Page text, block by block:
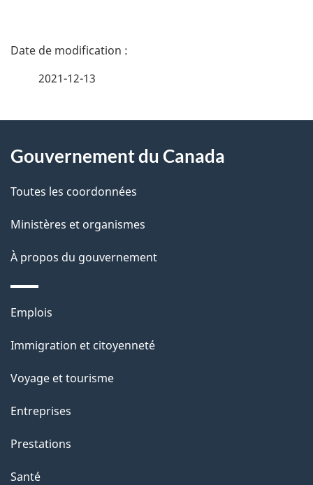
D
i
l
s
d
e
l
a
p
a
g
e
2021-12-13
propos
de
ce
site
Gouvernement du Canada
Toutes les coordonnées
Ministères et organismes
À propos du gouvernement
Thèmes
sujets
Emplois
Immigration et citoyenneté
Voyage et tourisme
Entreprises
Prestations
Santé